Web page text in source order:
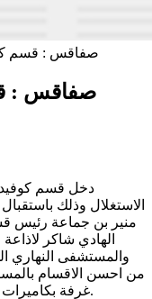
صفاقس :
دخل قسم
منير بن جماعة رئيس
الهادي شاكر
والمستشفى النهاري
من احسن الاقسام
غرفة بكاميرات مراقبة خاصة بكل مريض لمراقبته عن بعد.